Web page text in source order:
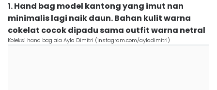
1. Hand bag model kantong yang imut nan
minimalis lagi naik daun. Bahan kulit warna
cokelat cocok dipadu sama outfit warna netral
Koleksi hand bag ala Ayla Dimitri (instagram.com/ayladimitri)